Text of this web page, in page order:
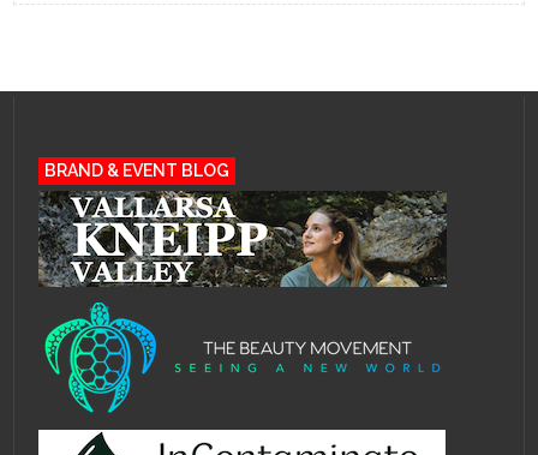
BRAND & EVENT BLOG